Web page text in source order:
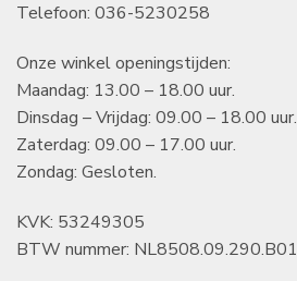
Telefoon: 036-5230258
Onze winkel openingstijden:
Maandag: 13.00 – 18.00 uur.
Dinsdag – Vrijdag: 09.00 – 18.00 uur.
Zaterdag: 09.00 – 17.00 uur.
Zondag: Gesloten.
KVK: 53249305
BTW nummer: NL8508.09.290.B01